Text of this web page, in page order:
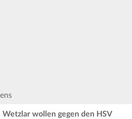
Wetzlar wollen gegen den HSV